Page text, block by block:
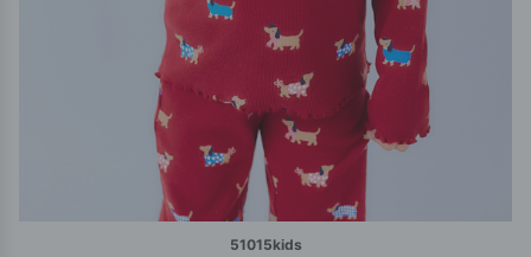
51015kids